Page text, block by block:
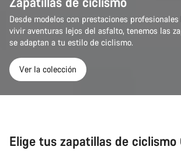
Desde modelos con prestaciones
vivir aventuras lejos del asfalto, tenemos las
se adaptan a tu estilo de ciclismo.
Ver la colección
Elige tus zapatillas de ciclismo